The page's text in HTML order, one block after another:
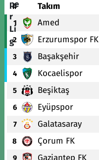
# Takım
1 Amed
2 Erzurumspor FK
3 Başakşehir
4 Kocaelispor
5 Beşiktaş
6 Eyüpspor
7 Galatasaray
8 Çorum FK
9 Gaziantep FK